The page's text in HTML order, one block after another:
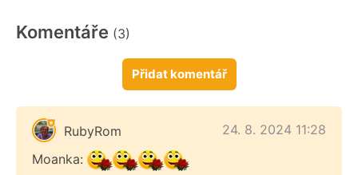
Komentáře (3)
Přidat komentář
RubyRom
24. 8. 2024 11:28
Moanka: